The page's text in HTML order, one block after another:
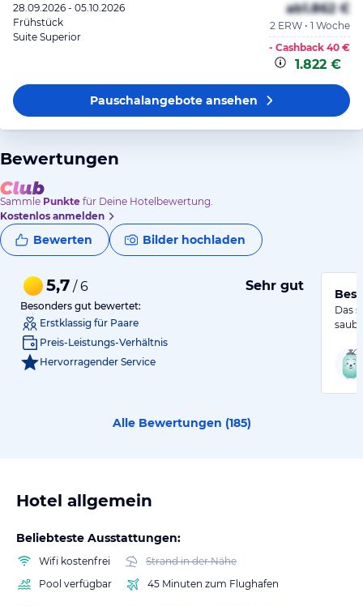
28.09.2026 - 05.10.2026
Frühstück
Suite Superior
ab1.862 €
2 ERW • 1 Woche
- Cashback 40 €
1.822 €
Pauschalangeboteansehen
Bewertungen
Sammle Punkte für Deine Hotelbewertung.
Kostenlos anmelden
Bewerten Bilder hochladen
5,7 / 6 Sehr gut
Besonders gut bewertet:
Erstklassig für Paare
Preis-Leistungs-Verhältnis
Hervorragender Service
Das
Alle Bewertungen (185)
Hotel allgemein
Beliebteste Ausstattungen:
Wifi kostenfrei
Strand in der Nähe
Pool verfügbar
45 Minuten zum Flughafen